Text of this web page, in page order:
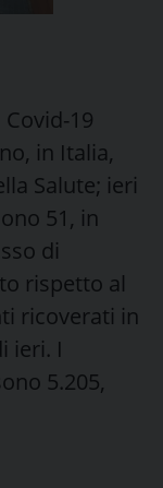
19
in Italia,
Salute; ieri
51, in
di
rispetto al
ricoverati in
ieri. I
5.205,